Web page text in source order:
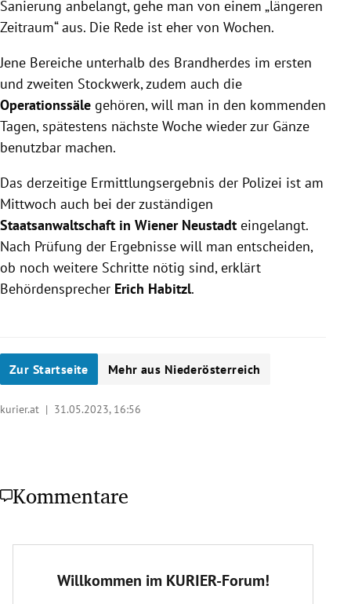
Sanierung anbelangt, gehe man von einem „längeren
Zeitraum“ aus. Die Rede ist eher von Wochen.
Jene Bereiche unterhalb des Brandherdes im ersten
und zweiten Stockwerk, zudem auch die
Operationssäle gehören, will man in den kommenden
Tagen, spätestens nächste Woche wieder zur Gänze
benutzbar machen.
Das derzeitige Ermittlungsergebnis der Polizei ist am
Mittwoch auch bei der zuständigen
Staatsanwaltschaft in Wiener Neustadt eingelangt.
Nach Prüfung der Ergebnisse will man entscheiden,
ob noch weitere Schritte nötig sind, erklärt
Behördensprecher Erich Habitzl.
Zur Startseite Mehr aus Niederösterreich
kurier.at | 31.05.2023, 16:56
Kommentare